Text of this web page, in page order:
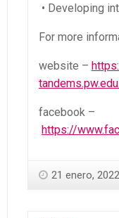
• Developing
For more
website –
facebook –
https://
21 enero, 2022